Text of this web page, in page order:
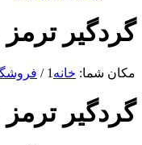
گردگیر
مکان شما: خانه 1
/
گردگیر